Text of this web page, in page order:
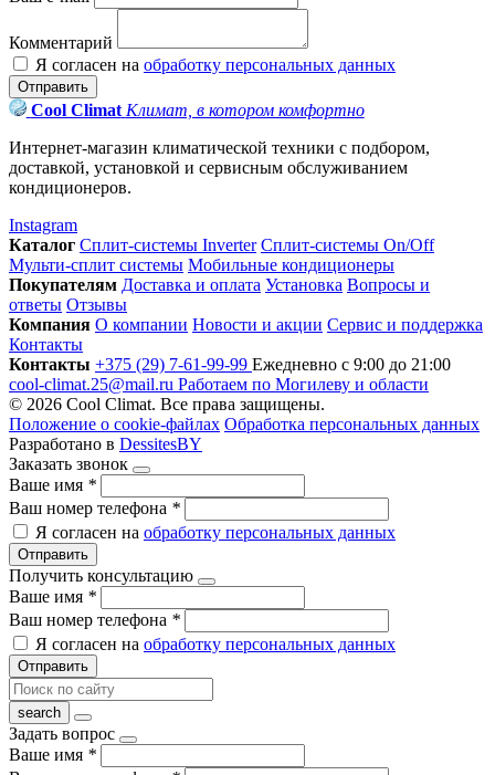
Комментарий
Я согласен на обработку персональных данных
Отправить
Cool Climat Климат, в котором комфортно
Интернет-магазин климатической техники с подбором,
доставкой, установкой и сервисным обслуживанием
кондиционеров.
Instagram
Каталог Сплит-системы Inverter Сплит-системы On/Off
Мульти-сплит системы Мобильные кондиционеры
Покупателям Доставка и оплата Установка Вопросы и
ответы Отзывы
Компания О компании Новости и акции Сервис и поддержка
Контакты
Контакты +375 (29) 7-61-99-99 Ежедневно с 9:00 до 21:00
cool-climat.25@mail.ru Работаем по Могилеву и области
© 2026 Cool Climat. Все права защищены.
Положение о cookie-файлах Обработка персональных данных
Разработано в DessitesBY
Заказать звонок
Ваше имя *
Ваш номер телефона *
Я согласен на обработку персональных данных
Отправить
Получить консультацию
Ваше имя *
Ваш номер телефона *
Я согласен на обработку персональных данных
Отправить
Задать вопрос
Ваше имя *